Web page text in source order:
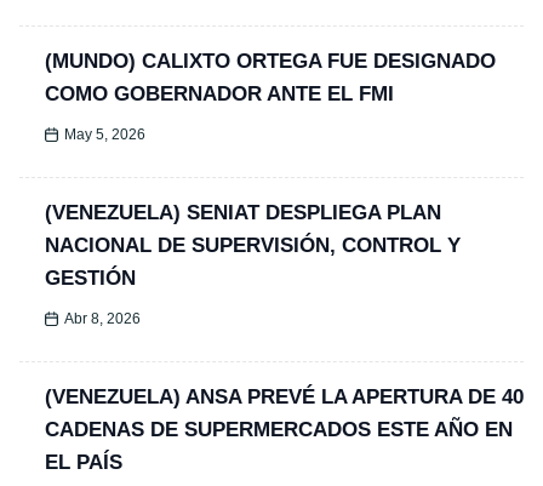
(MUNDO) CALIXTO ORTEGA FUE DESIGNADO
COMO GOBERNADOR ANTE EL FMI
May 5, 2026
(VENEZUELA) SENIAT DESPLIEGA PLAN
NACIONAL DE SUPERVISIÓN, CONTROL Y
GESTIÓN
Abr 8, 2026
(VENEZUELA) ANSA PREVÉ LA APERTURA DE 40
CADENAS DE SUPERMERCADOS ESTE AÑO EN
EL PAÍS